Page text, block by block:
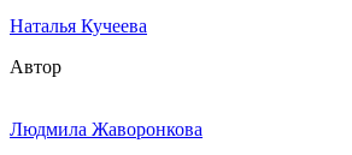
Наталья Кучеева
Автор
Людмила Жаворонкова